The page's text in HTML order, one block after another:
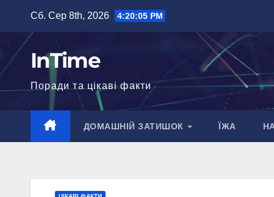
вмісту
Сб. Сер 8th, 2026 4:20:06 PM
InTime
Поради та цікаві факти
ДОМАШНІЙ ЗАТИШОК ЇЖА